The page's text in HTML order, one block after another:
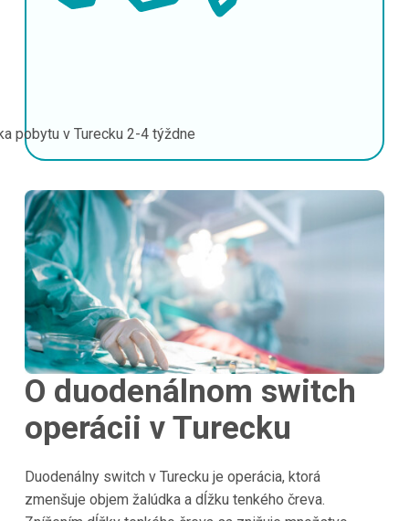
pobytu v Turecku 2-4 týždne
O duodenálnom switch
operácii v Turecku
Duodenálny switch v Turecku je operácia, ktorá
zmenšuje objem žalúdka a dĺžku tenkého čreva.